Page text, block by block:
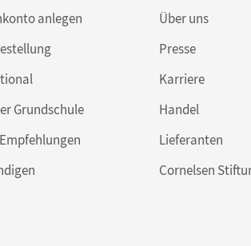
anlegen
Grundschule
Über uns
Presse
Karriere
Handel
Lieferanten
Cornelsen